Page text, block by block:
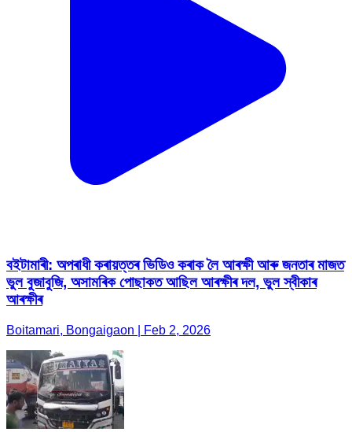
বইটামাৰী: অপৰাধী কৰায়ত্তৰ ভিডিও কৰাক লৈ আৰক্ষী আৰু জনতাৰ মাজত
ভুল বুজাবুজি, অসামৰিক পোছাকত আছিল আৰক্ষীৰ দল, ভুল স্বীকাৰ
আৰক্ষীৰ
Boitamari, Bongaigaon | Feb 2, 2026